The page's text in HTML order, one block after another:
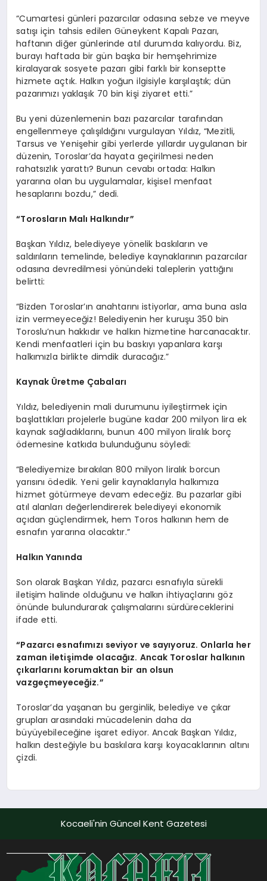
“Cumartesi günleri pazarcılar odasına sebze ve meyve
satışı için tahsis edilen Güneykent Kapalı Pazarı,
haftanın diğer günlerinde atıl durumda kalıyordu. Biz,
burayı haftada bir gün başka bir hemşehrimize
kiralayarak sosyete pazarı gibi farklı bir konseptte
hizmete açtık. Halkın yoğun ilgisiyle karşılaştık; dün
pazarımızı yaklaşık 70 bin kişi ziyaret etti.”
Bu yeni düzenlemenin bazı pazarcılar tarafından
engellenmeye çalışıldığını vurgulayan Yıldız, “Mezitli,
Tarsus ve Yenişehir gibi yerlerde yıllardır uygulanan bir
düzenin, Toroslar’da hayata geçirilmesi neden
rahatsızlık yarattı? Bunun cevabı ortada: Halkın
yararına olan bu uygulamalar, kişisel menfaat
hesaplarını bozdu,” dedi.
“Torosların Malı Halkındır”
Başkan Yıldız, belediyeye yönelik baskıların ve
saldırıların temelinde, belediye kaynaklarının pazarcılar
odasına devredilmesi yönündeki taleplerin yattığını
belirtti:
“Bizden Toroslar’ın anahtarını istiyorlar, ama buna asla
izin vermeyeceğiz! Belediyenin her kuruşu 350 bin
Toroslu’nun hakkıdır ve halkın hizmetine harcanacaktır.
Kendi menfaatleri için bu baskıyı yapanlara karşı
halkımızla birlikte dimdik duracağız.”
Kaynak Üretme Çabaları
Yıldız, belediyenin mali durumunu iyileştirmek için
başlattıkları projelerle bugüne kadar 200 milyon lira ek
kaynak sağladıklarını, bunun 400 milyon liralık borç
ödemesine katkıda bulunduğunu söyledi:
“Belediyemize bırakılan 800 milyon liralık borcun
yarısını ödedik. Yeni gelir kaynaklarıyla halkımıza
hizmet götürmeye devam edeceğiz. Bu pazarlar gibi
atıl alanları değerlendirerek belediyeyi ekonomik
açıdan güçlendirmek, hem Toros halkının hem de
esnafın yararına olacaktır.”
Halkın Yanında
Son olarak Başkan Yıldız, pazarcı esnafıyla sürekli
iletişim halinde olduğunu ve halkın ihtiyaçlarını göz
önünde bulundurarak çalışmalarını sürdüreceklerini
ifade etti.
“Pazarcı esnafımızı seviyor ve sayıyoruz. Onlarla her
zaman iletişimde olacağız. Ancak Toroslar halkının
çıkarlarını korumaktan bir an olsun
vazgeçmeyeceğiz.”
Toroslar’da yaşanan bu gerginlik, belediye ve çıkar
grupları arasındaki mücadelenin daha da
büyüyebileceğine işaret ediyor. Ancak Başkan Yıldız,
halkın desteğiyle bu baskılara karşı koyacaklarının altını
çizdi.
Kocaeli'nin Güncel Kent Gazetesi